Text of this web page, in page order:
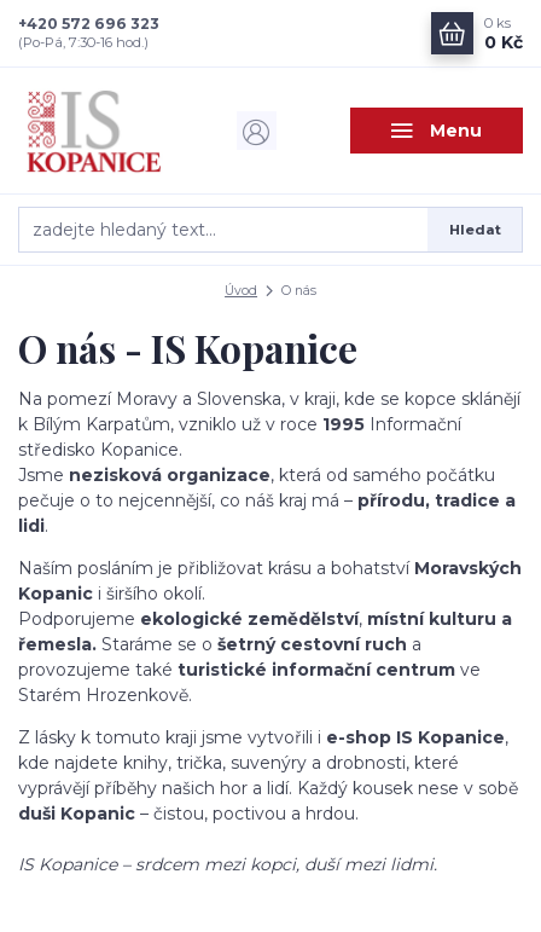
Menu
Hledat
+420 572 696 323
(Po-Pá, 7:30-16 hod.)
0 ks
0 Kč
Úvod O nás
O nás - IS Kopanice
Na pomezí Moravy a Slovenska, v kraji, kde se kopce sklánějí
k Bílým Karpatům, vzniklo už v roce 1995 Informační
středisko Kopanice.
Jsme nezisková organizace, která od samého počátku
pečuje o to nejcennější, co náš kraj má – přírodu, tradice a
lidi.
Naším posláním je přibližovat krásu a bohatství Moravských
Kopanic i širšího okolí.
Podporujeme ekologické zemědělství, místní kulturu a
řemesla. Staráme se o šetrný cestovní ruch a
provozujeme také turistické informační centrum ve
Starém Hrozenkově.
Z lásky k tomuto kraji jsme vytvořili i e-shop IS Kopanice,
kde najdete knihy, trička, suvenýry a drobnosti, které
vyprávějí příběhy našich hor a lidí. Každý kousek nese v sobě
duši Kopanic – čistou, poctivou a hrdou.
IS Kopanice – srdcem mezi kopci, duší mezi lidmi.